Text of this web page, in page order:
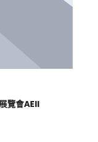
覽會AEII